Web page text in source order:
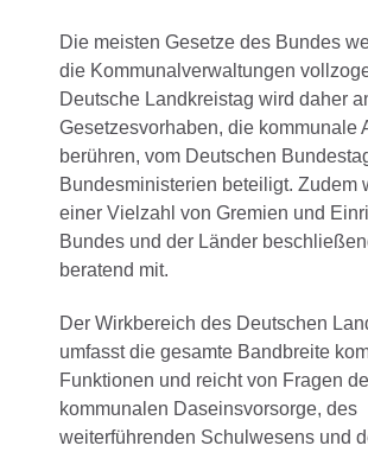
Die meisten Gesetze des Bundes
die Kommunalverwaltungen
Deutsche Landkreistag wird daher
Gesetzesvorhaben, die kommunale
berühren, vom Deutschen
Bundesministerien beteiligt. Zudem
einer Vielzahl von Gremien und
Bundes und der Länder
beratend mit.
Der Wirkbereich des Deutschen
umfasst die gesamte Bandbreite
Funktionen und reicht von Fragen
kommunalen Daseinsvorsorge, des
weiterführenden Schulwesens und